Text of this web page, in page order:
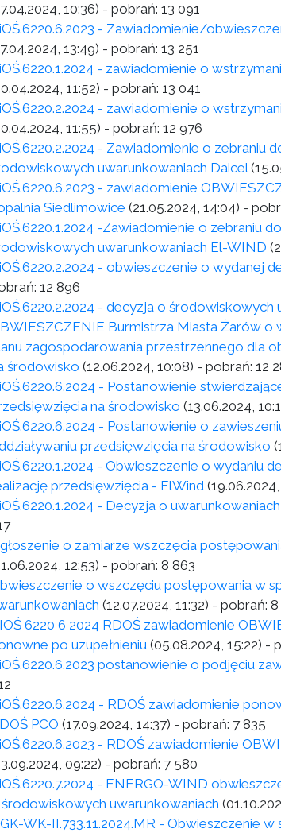
10:36) - pobrań: 13 091
- Zawiadomienie/
13:49) - pobrań: 13 251
- zawiadomienie o
11:52) - pobrań: 13 041
- zawiadomienie o
11:55) - pobrań: 12 976
- Zawiadomienie o
uwarunkowaniach Daicel
- zawiadomienie
Siedlimowice (21.05.2024, 14:04) -
-Zawiadomienie o zebraniu
uwarunkowaniach El-WIND
- obwieszczenie o wydanej
12 896
- decyzja o środowiskowych
Burmistrza Miasta Żarów
zagospodarowania przestrzennego dla
środowisko (12.06.2024, 10:08) - pobrań: 12
- Postanowienie
na środowisko (13.06.2024,
- Postanowienie o
przedsięwzięcia na środowisko
- Obwieszczenie o wydaniu
przedsięwzięcia - ElWind
- Decyzja o
o zamiarze wszczęcia
12:53) - pobrań: 8 863
o wszczęciu postępowania w
(12.07.2024, 11:32) - pobrań: 8
6220 6 2024 RDOŚ zawiadomienie
po uzupełnieniu(05.08.2024, 15:22) -
postanowienie o podjęciu
- RDOŚ zawiadomienie
PCO (17.09.2024, 14:37) - pobrań: 7 835
- RDOŚ zawiadomienie
09:22) - pobrań: 7 580
- ENERGO-WIND
uwarunkowaniach
WK-II.733.11.2024.MR - Obwieszczenie